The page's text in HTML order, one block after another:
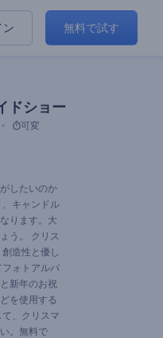
ン 無料で試す
ドショー
可変
したいのか
キャンドル
ります。大
う。 クリス
造性と優し
ォトアルバ
新年のお祝
を使用する
、クリスマ
。無料で